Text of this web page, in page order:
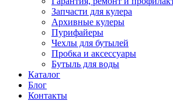
Запчасти для кулера
Архивные кулеры
Пурифайеры
Чехлы для бутылей
Пробка и аксессуары
Бутыль для воды
Каталог
Блог
Контакты